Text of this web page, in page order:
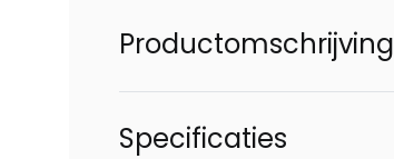
Productomschrijving
Specificaties